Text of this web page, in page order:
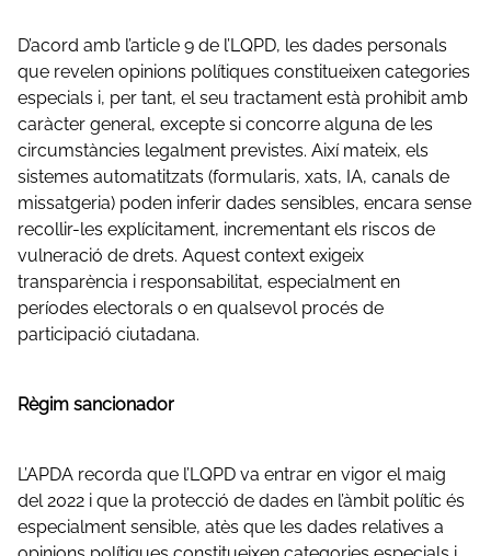
D’acord amb l’article 9 de l’LQPD, les dades personals
que revelen opinions polítiques constitueixen categories
especials i, per tant, el seu tractament està prohibit amb
caràcter general, excepte si concorre alguna de les
circumstàncies legalment previstes. Així mateix, els
sistemes automatitzats (formularis, xats, IA, canals de
missatgeria) poden inferir dades sensibles, encara sense
recollir-les explícitament, incrementant els riscos de
vulneració de drets. Aquest context exigeix
transparència i responsabilitat, especialment en
períodes electorals o en qualsevol procés de
participació ciutadana.
Règim sancionador
L’APDA recorda que l’LQPD va entrar en vigor el maig
del 2022 i que la protecció de dades en l’àmbit polític és
especialment sensible, atès que les dades relatives a